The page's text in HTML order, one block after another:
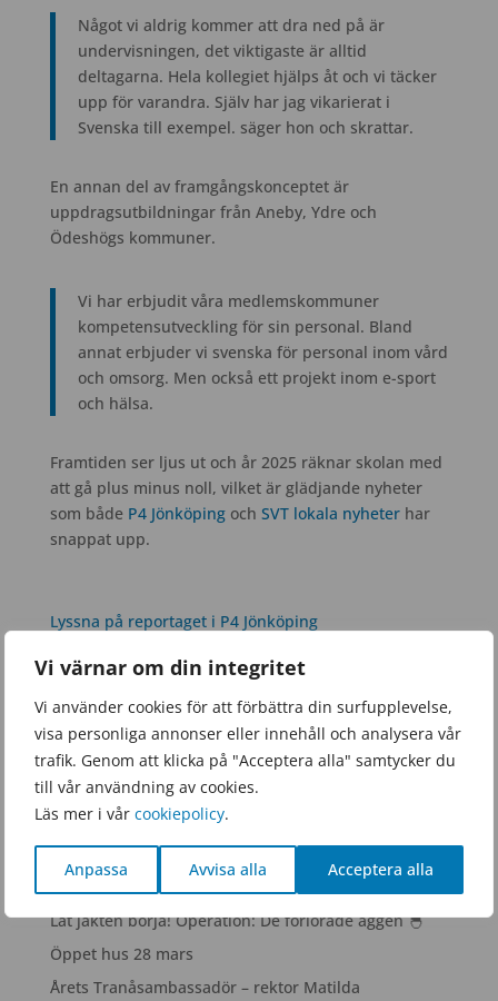
Vi värnar om din integritet
Vi använder cookies för att förbättra din surfupplevelse,
visa personliga annonser eller innehåll och analysera vår
trafik. Genom att klicka på "Acceptera alla" samtycker du
till vår användning av cookies.
Läs mer i vår cookiepolicy.
Anpassa Avvisa alla Acceptera alla
Något vi aldrig kommer att dra ned på är
undervisningen, det viktigaste är alltid
deltagarna. Hela kollegiet hjälps åt och vi täcker
upp för varandra. Själv har jag vikarierat i
Svenska till exempel. säger hon och skrattar.
En annan del av framgångskonceptet är
uppdragsutbildningar från Aneby, Ydre och
Ödeshögs kommuner.
Vi har erbjudit våra medlemskommuner
kompetensutveckling för sin personal. Bland
annat erbjuder vi svenska för personal inom vård
och omsorg. Men också ett projekt inom e-sport
och hälsa.
Framtiden ser ljus ut och år 2025 räknar skolan med
att gå plus minus noll, vilket är glädjande nyheter
som både P4 Jönköping och SVT lokala nyheterhar
snappat upp.
Lyssna på reportaget i P4 Jönköping
Titta på reportaget i SVT här
Senaste inläggen
Nu säger vi tack för det här läsåret!
Låt jakten börja! Operation: De förlorade äggen 🐣
Öppet hus 28 mars
Årets Tranåsambassadör – rektor Matilda